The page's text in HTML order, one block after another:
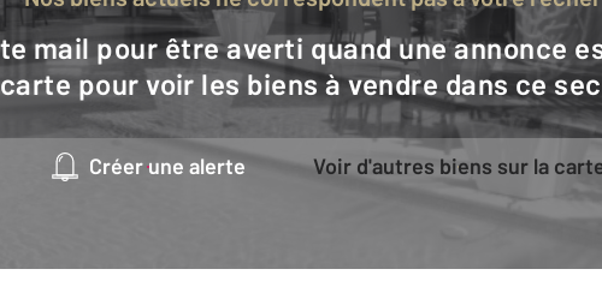
carte pour voir les biens à vendre dans ce
Créer une alerte Voir d'autres biens sur la